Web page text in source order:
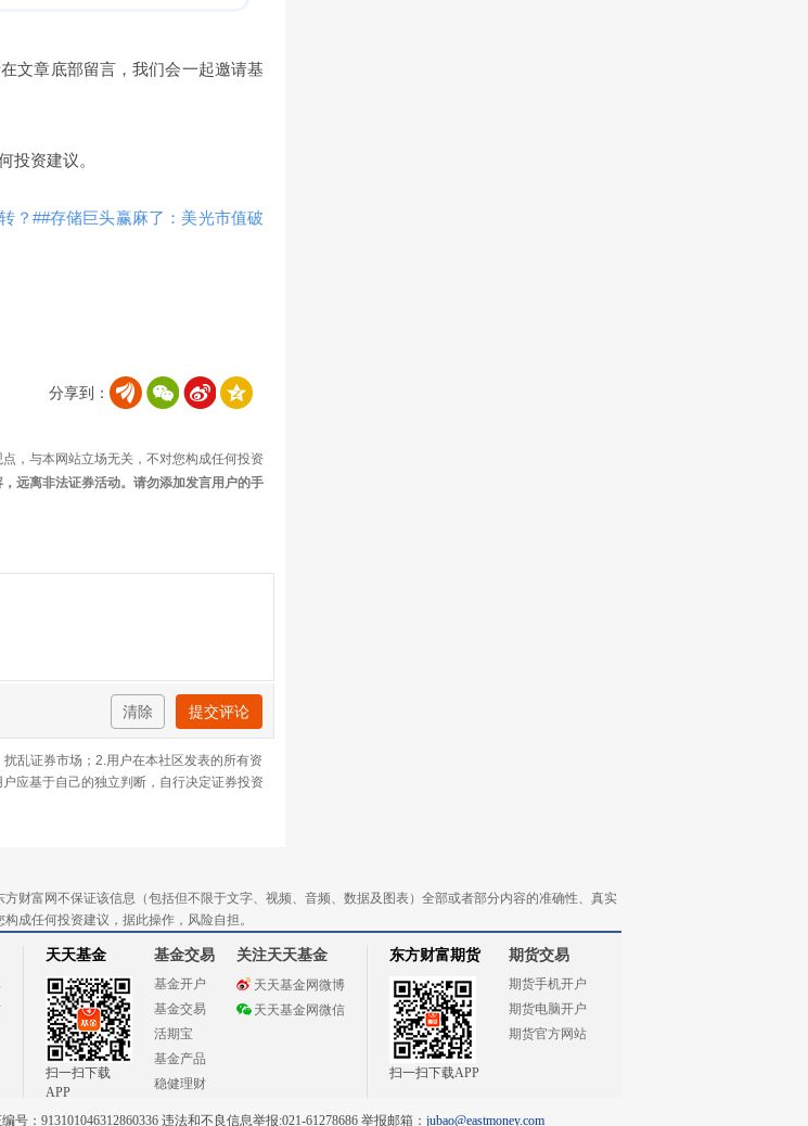
文章底部留言，我们会一起邀请基
投资建议。
？##存储巨头赢麻了：美光市值破
分享到：
，与本网站立场无关，不对您构成任何投资
远离非法证券活动。请勿添加发言用户的手
清除 提交评论
乱证券市场；2.用户在本社区发表的所有资
应基于自己的独立判断，自行决定证券投资
财富网不保证该信息（包括但不限于文字、视频、音频、数据及图表）全部或者部分内容的准确性、真实
成任何投资建议，据此操作，风险自担。
天天基金
扫一扫下载
APP
基金交易
基金开户
基金交易
活期宝
基金产品
稳健理财
关注天天基金
天天基金网微博
天天基金网微信
东方财富期货
扫一扫下载APP
期货交易
期货手机开户
期货电脑开户
期货官方网站
：913101046312860336 违法和不良信息举报:021-61278686 举报邮箱： jubao@eastmoney.com